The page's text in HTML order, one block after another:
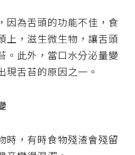
因為舌頭的功能不佳，食
上，滋生微生物，讓舌頭
。此外，當口水分泌量變
現舌苔的原因之一。
時，有時食物殘渣會殘留